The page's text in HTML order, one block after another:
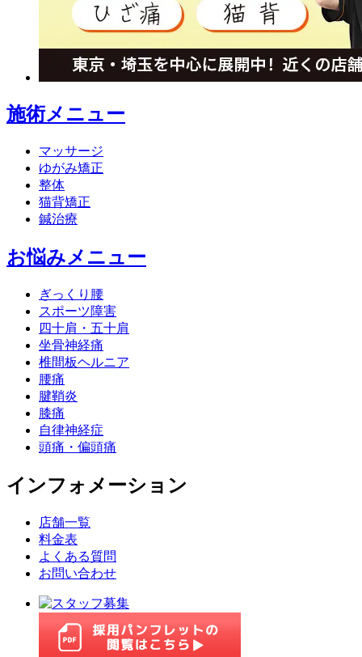
施術メニュー
マッサージ
ゆがみ矯正
整体
猫背矯正
鍼治療
お悩みメニュー
ぎっくり腰
スポーツ障害
四十肩・五十肩
坐骨神経痛
椎間板ヘルニア
腰痛
腱鞘炎
膝痛
自律神経症
頭痛・偏頭痛
インフォメーション
店舗一覧
料金表
よくある質問
お問い合わせ